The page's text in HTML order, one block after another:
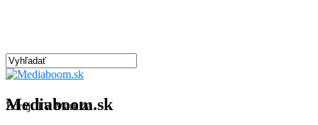
Mediaboom.sk
Zdroj: TV Markíza